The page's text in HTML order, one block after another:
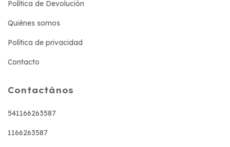
Política de Devolución
Quiénes somos
Política de privacidad
Contacto
Contactános
541166263587
1166263587